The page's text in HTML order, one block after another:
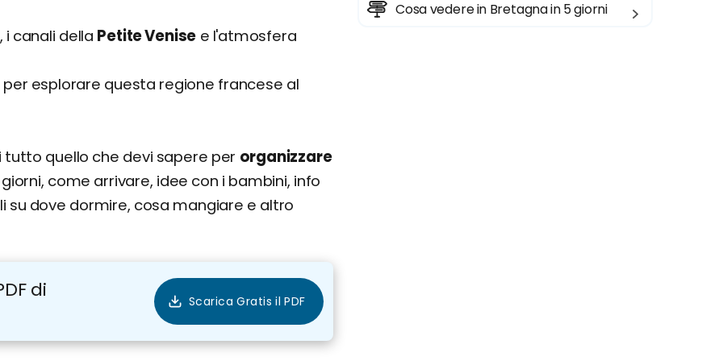
alloggiare
canali della Petite Venise e l'atmosfera
esplorare questa regione francese al
quello che devi sapere per organizzare
come arrivare, idee con i bambini, info
su dove dormire, cosa mangiare e altro
di
Cosa vedere in Bretagna in 5 giorni